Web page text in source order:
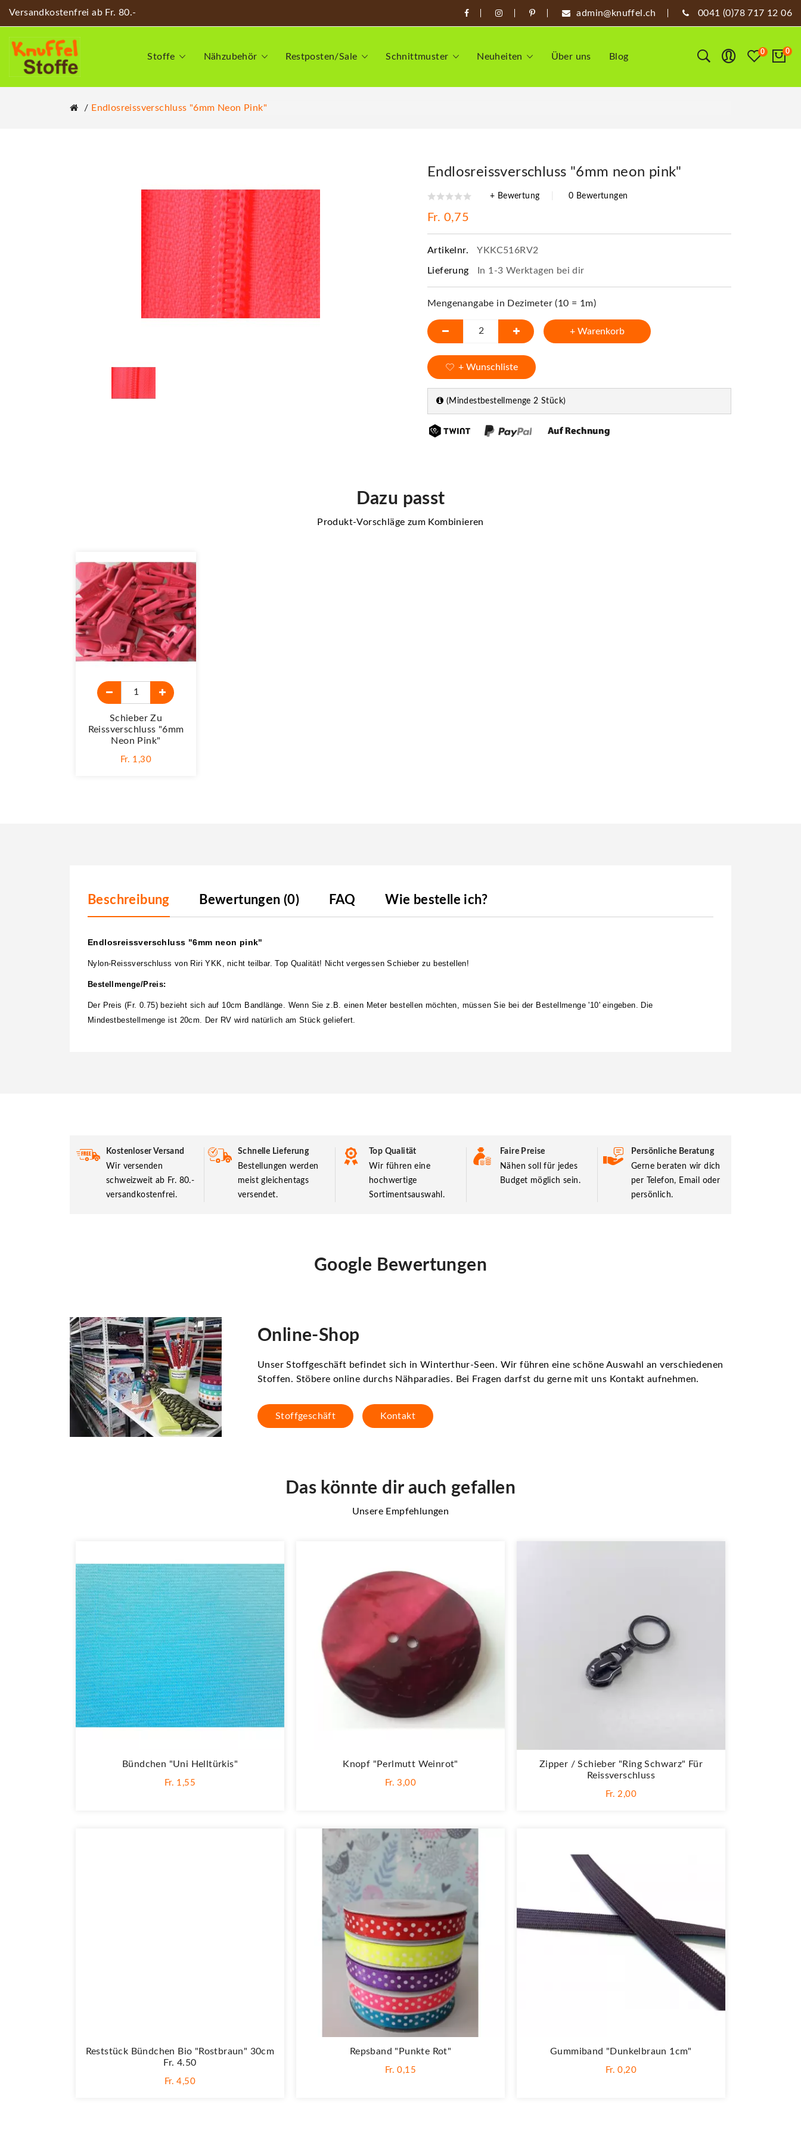
Versandkostenfrei ab Fr. 80.- admin@knuffel.ch 0041 (0)78 717 12 06
Stoffe Nähzubehör Restposten/Sale Schnittmuster Neuheiten Über uns Blog 0 0
Endlosreissverschluss "6mm Neon Pink"
Endlosreissverschluss "6mm neon pink"
+ Bewertung 0 Bewertungen
Fr. 0,75
Artikelnr. YKKC516RV2
Lieferung In 1-3 Werktagen bei dir
Mengenangabe in Dezimeter (10 = 1m)
+ Warenkorb
+ Wunschliste
(Mindestbestellmenge 2 Stück)
Dazu passt
Produkt-Vorschläge zum Kombinieren
Schieber Zu
Reissverschluss "6mm
Neon Pink"
Fr. 1,30
Beschreibung Bewertungen (0) FAQ Wie bestelle ich?
Endlosreissverschluss "6mm neon pink"
Nylon-Reissverschluss von Riri YKK, nicht teilbar. Top Qualität! Nicht vergessen Schieber zu bestellen!
Bestellmenge/Preis:
Der Preis (Fr. 0.75) bezieht sich auf 10cm Bandlänge. Wenn Sie z.B. einen Meter bestellen möchten, müssen Sie bei der Bestellmenge '10' eingeben. Die
Mindestbestellmenge ist 20cm. Der RV wird natürlich am Stück geliefert.
Kostenloser Versand
Wir versenden
schweizweit ab Fr. 80.-
versandkostenfrei.
Schnelle Lieferung
Bestellungen werden
meist gleichentags
versendet.
Top Qualität
Wir führen eine
hochwertige
Sortimentsauswahl.
Faire Preise
Nähen soll für jedes
Budget möglich sein.
Persönliche Beratung
Gerne beraten wir dich
per Telefon, Email oder
persönlich.
Google Bewertungen
Online-Shop
Unser Stoffgeschäft befindet sich in Winterthur-Seen. Wir führen eine schöne Auswahl an verschiedenen
Stoffen. Stöbere online durchs Nähparadies. Bei Fragen darfst du gerne mit uns Kontakt aufnehmen.
Stoffgeschäft Kontakt
Das könnte dir auch gefallen
Unsere Empfehlungen
Bündchen "Uni Helltürkis"
Fr. 1,55
Reststück Bündchen Bio "Rostbraun" 30cm
Fr. 4.50
Fr. 4,50
Knopf "Perlmutt Weinrot"
Fr. 3,00
Repsband "Punkte Rot"
Fr. 0,15
Zipper / Schieber "Ring Schwarz" Für
Reissverschluss
Fr. 2,00
Gummiband "Dunkelbraun 1cm"
Fr. 0,20